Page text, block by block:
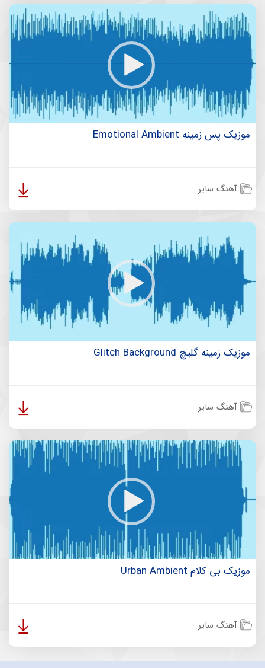
موزیک پس زمینه Emotional Ambient
آهنگ سایر
موزیک زمینه گلیچ Glitch Background
آهنگ سایر
موزیک بی کلام Urban Ambient
آهنگ سایر